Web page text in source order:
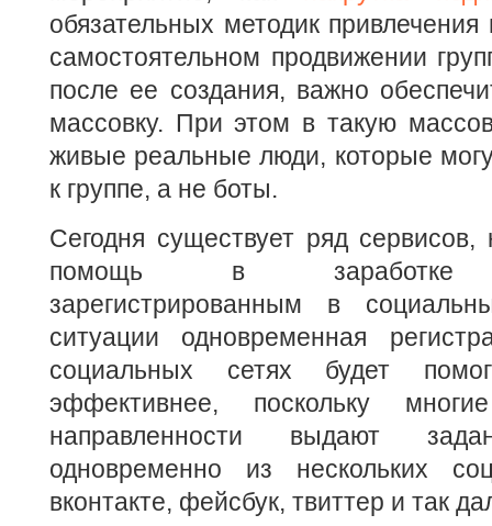
обязательных методик
самостоятельном продвижении
после ее создания, важно
массовку. При этом в такую
живые реальные люди, которые
к группе, а не боты.
Сегодня существует ряд
помощь в заработке
зарегистрированным в
ситуации одновременная
социальных сетях будет
эффективнее, поскольку
направленности выдают
одновременно из нескольких
вконтакте, фейсбук, твиттер и так